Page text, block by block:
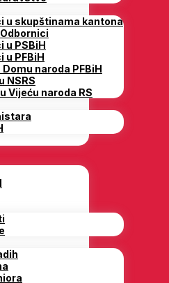
u skupštinama kantona
u PSBiH
u PFBiH
naroda PFBiH
NSRS
Vijeću naroda RS